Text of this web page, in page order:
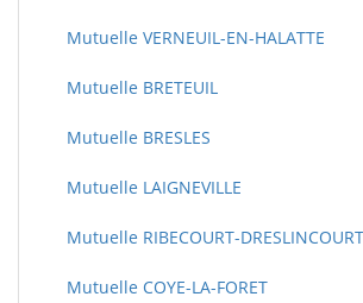
Mutuelle VERNEUIL-EN-HALATTE
Mutuelle BRETEUIL
Mutuelle BRESLES
Mutuelle LAIGNEVILLE
Mutuelle RIBECOURT-DRESLINCOURT
Mutuelle COYE-LA-FORET